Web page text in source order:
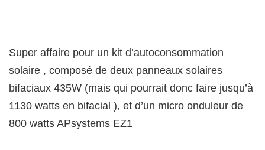
Super affaire pour un kit d’autoconsommation
solaire , composé de deux panneaux solaires
bifaciaux 435W (mais qui pourrait donc faire jusqu’à
1130 watts en bifacial ), et d’un micro onduleur de
800 watts APsystems EZ1